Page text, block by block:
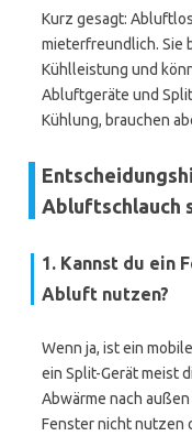
Kurz gesagt:
mieterfreundlich. Sie
Kühlleistung und
Abluftgeräte und
Kühlung, brauchen
Abluftschlauch
1. Kannst du ein
Abluft nutzen?
Wenn ja, ist ein
ein Split-Gerät meist
Abwärme nach
Fenster nicht nutzen